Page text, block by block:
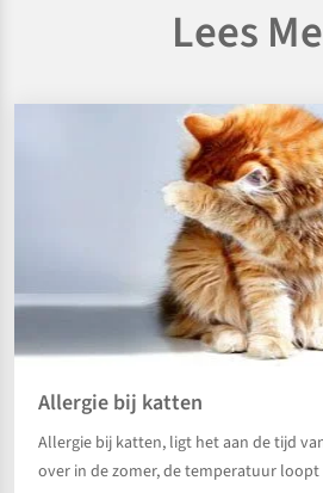
Lees
Allergie bij katten
Allergie bij katten, ligt het aan de tijd
over in de zomer, de temperatuur